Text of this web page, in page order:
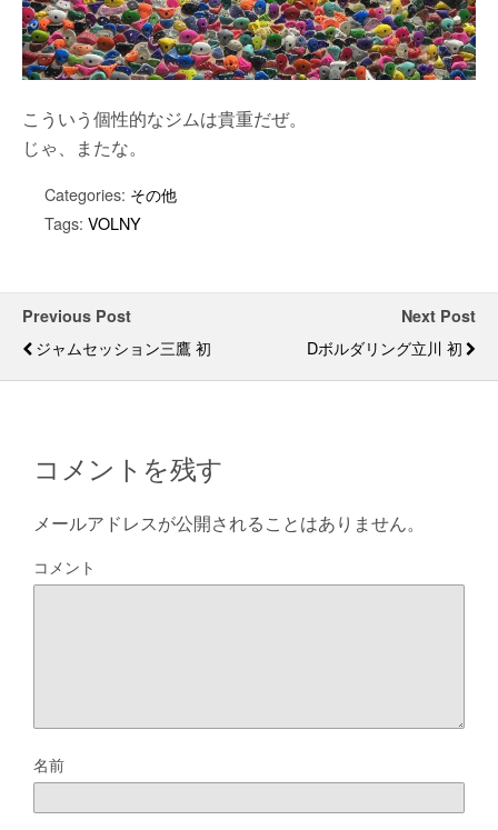
こういう個性的なジムは貴重だぜ。
じゃ、またな。
Categories: その他
Tags: VOLNY
Previous Post
ジャムセッション三鷹 初
Next Post
Dボルダリング立川 初
コメントを残す
メールアドレスが公開されることはありません。
コメント
名前